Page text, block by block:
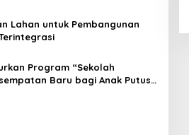
Lahan untuk Pembangunan
Program “Sekolah
Baru bagi Anak Putus